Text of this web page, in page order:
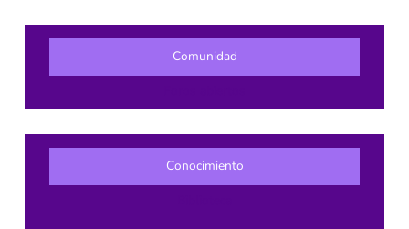
Comunidad
Conocimiento